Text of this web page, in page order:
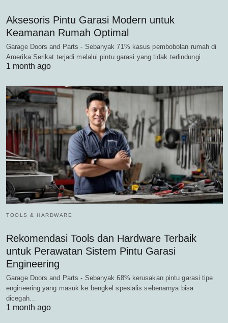
Aksesoris Pintu Garasi Modern untuk
Keamanan Rumah Optimal
Garage Doors and Parts - Sebanyak 71% kasus pembobolan rumah di
Amerika Serikat terjadi melalui pintu garasi yang tidak terlindungi…
1 month ago
TOOLS & HARDWARE
Rekomendasi Tools dan Hardware Terbaik
untuk Perawatan Sistem Pintu Garasi
Engineering
Garage Doors and Parts - Sebanyak 68% kerusakan pintu garasi tipe
engineering yang masuk ke bengkel spesialis sebenarnya bisa
dicegah…
1 month ago